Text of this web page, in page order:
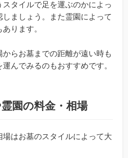
タイルで足を運ぶのかによっ
ましょう。また霊園によって
ります。
らお墓までの距離が遠い時も
んでみるのもおすすめです。
園の料金・相場
はお墓のスタイルによって大